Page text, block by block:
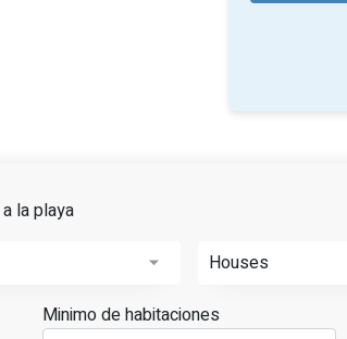
la playa
Houses
Minimo de habitaciones